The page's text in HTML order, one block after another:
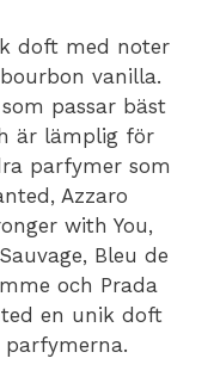
doft med noter
vanilla.
passar bäst
är lämplig för
parfymer som
Azzaro
with You,
Bleu de
och Prada
en unik doft